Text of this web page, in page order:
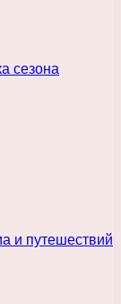
сезона
и путешествий